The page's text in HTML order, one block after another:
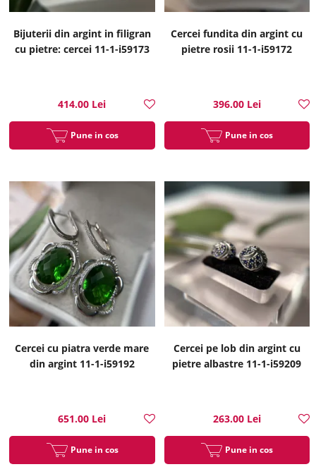
Bijuterii din argint in filigran
cu pietre: cercei 11-1-i59173
414.00 Lei
Pune in cos
Cercei fundita din argint cu
pietre rosii 11-1-i59172
396.00 Lei
Pune in cos
Cercei cu piatra verde mare
din argint 11-1-i59192
651.00 Lei
Pune in cos
Cercei pe lob din argint cu
pietre albastre 11-1-i59209
263.00 Lei
Pune in cos